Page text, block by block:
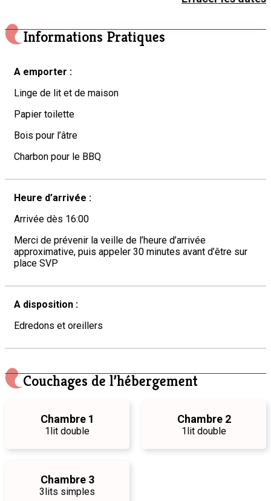
Informations Pratiques
A emporter :
Linge de lit et de maison
Papier toilette
Bois pour l’âtre
Charbon pour le BBQ
Heure d’arrivée :
Arrivée dès 16:00
Merci de prévenir la veille de l’heure d’arrivée
approximative, puis appeler 30 minutes avant d’être sur
place SVP
A disposition :
Edredons et oreillers
Couchages de l’hébergement
Chambre 1
1lit double
Chambre 2
1lit double
Chambre 3
3lits simples